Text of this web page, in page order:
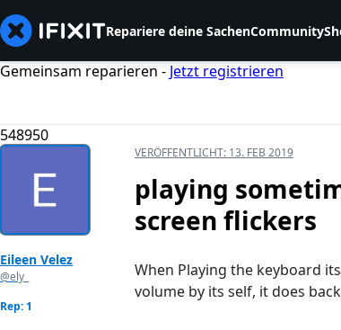
Repariere deine SachenCommunity
Gemeinsam reparieren - Jetzt registrieren
548950
Eileen Velez
@ely_
Rep: 1
VERÖFFENTLICHT: 13. FEB 2019
playing
screen flickers
When Playing the keyboard
volume by its self, it does